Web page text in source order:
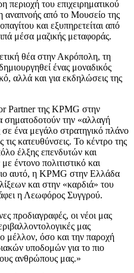
περιοχή του επιχειρηματικού
αναπνοής από το Μουσείο της
και εξυπηρετείται από
μέσα μαζικής μεταφοράς.
θέα στην Ακρόπολη, τη
ένας μοναδικός
αλλά και για εκδηλώσεις της
Partner της KPMG στην
την «αλλαγή
ένα μεγάλο στρατηγικό πλάνο
κατευθύνσεις. Το κέντρο της
έλξης επενδυτών και
έντονο πολιτιστικό και
αυτό, η KPMG στην Ελλάδα
και στην «καρδιά» του
η Λεωφόρος Συγγρού.
προδιαγραφές, οι νέοι μας
μας
μέλλον, όσο και την παροχή
υποδομών για το πιο
ανθρώπους μας.»